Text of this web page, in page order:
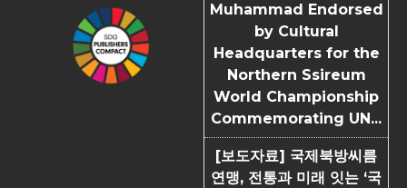
Muhammad Endorsed
by Cultural
Headquarters for the
Northern Ssireum
World Championship
Commemorating UN...
[보도자료] 국제북방씨름
연맹, 전통과 미래 잇는 ‘국